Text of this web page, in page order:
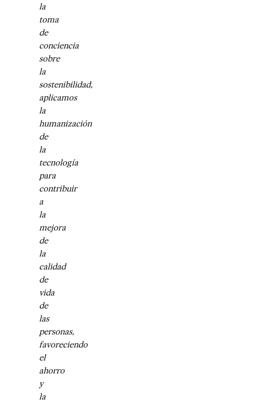
la
toma
de
conciencia
sobre
la
sostenibilidad,
aplicamos
la
humanización
de
la
tecnología
para
contribuir
a
la
mejora
de
la
calidad
de
vida
de
las
personas,
favoreciendo
el
ahorro
y
la